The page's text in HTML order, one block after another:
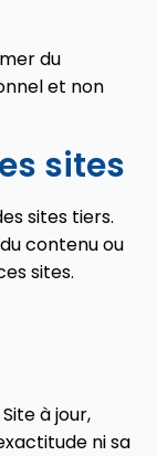
du
et non
sites
sites tiers.
contenu ou
sites.
à jour,
ni sa